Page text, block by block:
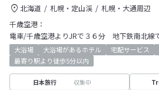
北海道 札幌・定山渓
札幌・大通周辺
千歳空港：
電車/千歳空港よりJRで３６分 地下鉄南北線
大浴場 大浴場があるホテル 宅配サービス
最寄り駅より徒歩5分以内
日本旅行 収集中